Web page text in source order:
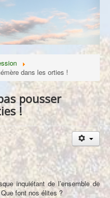
dans les orties !
pousser
!
inquiétant de l’ensemble de
font nos élites ?